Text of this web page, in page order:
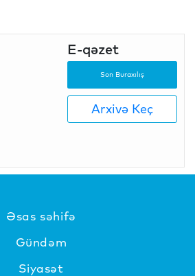
E-qəzet
Son Buraxılış
Arxivə Keç
Əsas səhifə
Gündəm
Siyasət